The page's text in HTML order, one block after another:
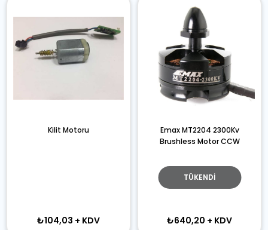
Kilit Motoru
₺104,03 + KDV
TÜKENDI
Emax MT2204 2300Kv
Brushless Motor CCW
₺640,20 + KDV